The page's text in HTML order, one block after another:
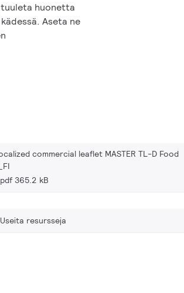
huonetta
Aseta ne
commercial leaflet MASTER TL-D Food
pdf 365.2 kB
Useita resursseja